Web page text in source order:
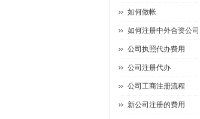
如何做帐
如何注册中外合资公司
公司执照代办费用
公司注册代办
公司工商注册流程
新公司注册的费用